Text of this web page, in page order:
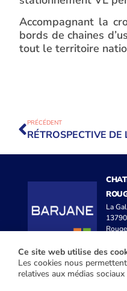
Accompagnant la
bords de chaines
tout le territoire
PRÉCÉDENT
RÉTROSPECTIVE
La
Rouge
Ce site web utilise des
Les cookies nous
relatives aux médias